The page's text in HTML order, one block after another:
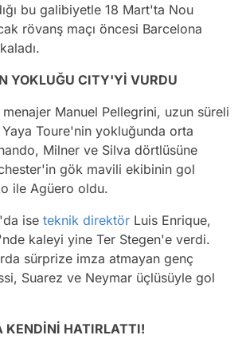
bu galibiyetle 18 Mart'ta Nou
rövanş maçı öncesi Barcelona
YOKLUĞU CITY'Yİ VURDU
Manuel Pellegrini, uzun süreli
Yaya Toure'nin yokluğunda orta
Milner ve Silva dörtlüsüne
gök mavili ekibinin gol
ile Agüero oldu.
ise teknik direktör Luis Enrique,
kaleyi yine Ter Stegen'e verdi.
sürprize imza atmayan genç
Suarez ve Neymar üçlüsüyle gol
KENDİNİ HATIRLATTI!